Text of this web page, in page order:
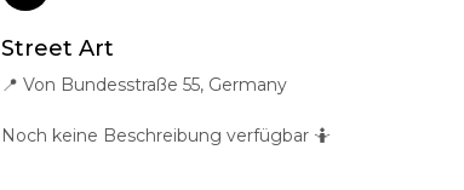
Street Art
📍 Von Bundesstraße 55, Germany
Noch keine Beschreibung verfügbar 🤷